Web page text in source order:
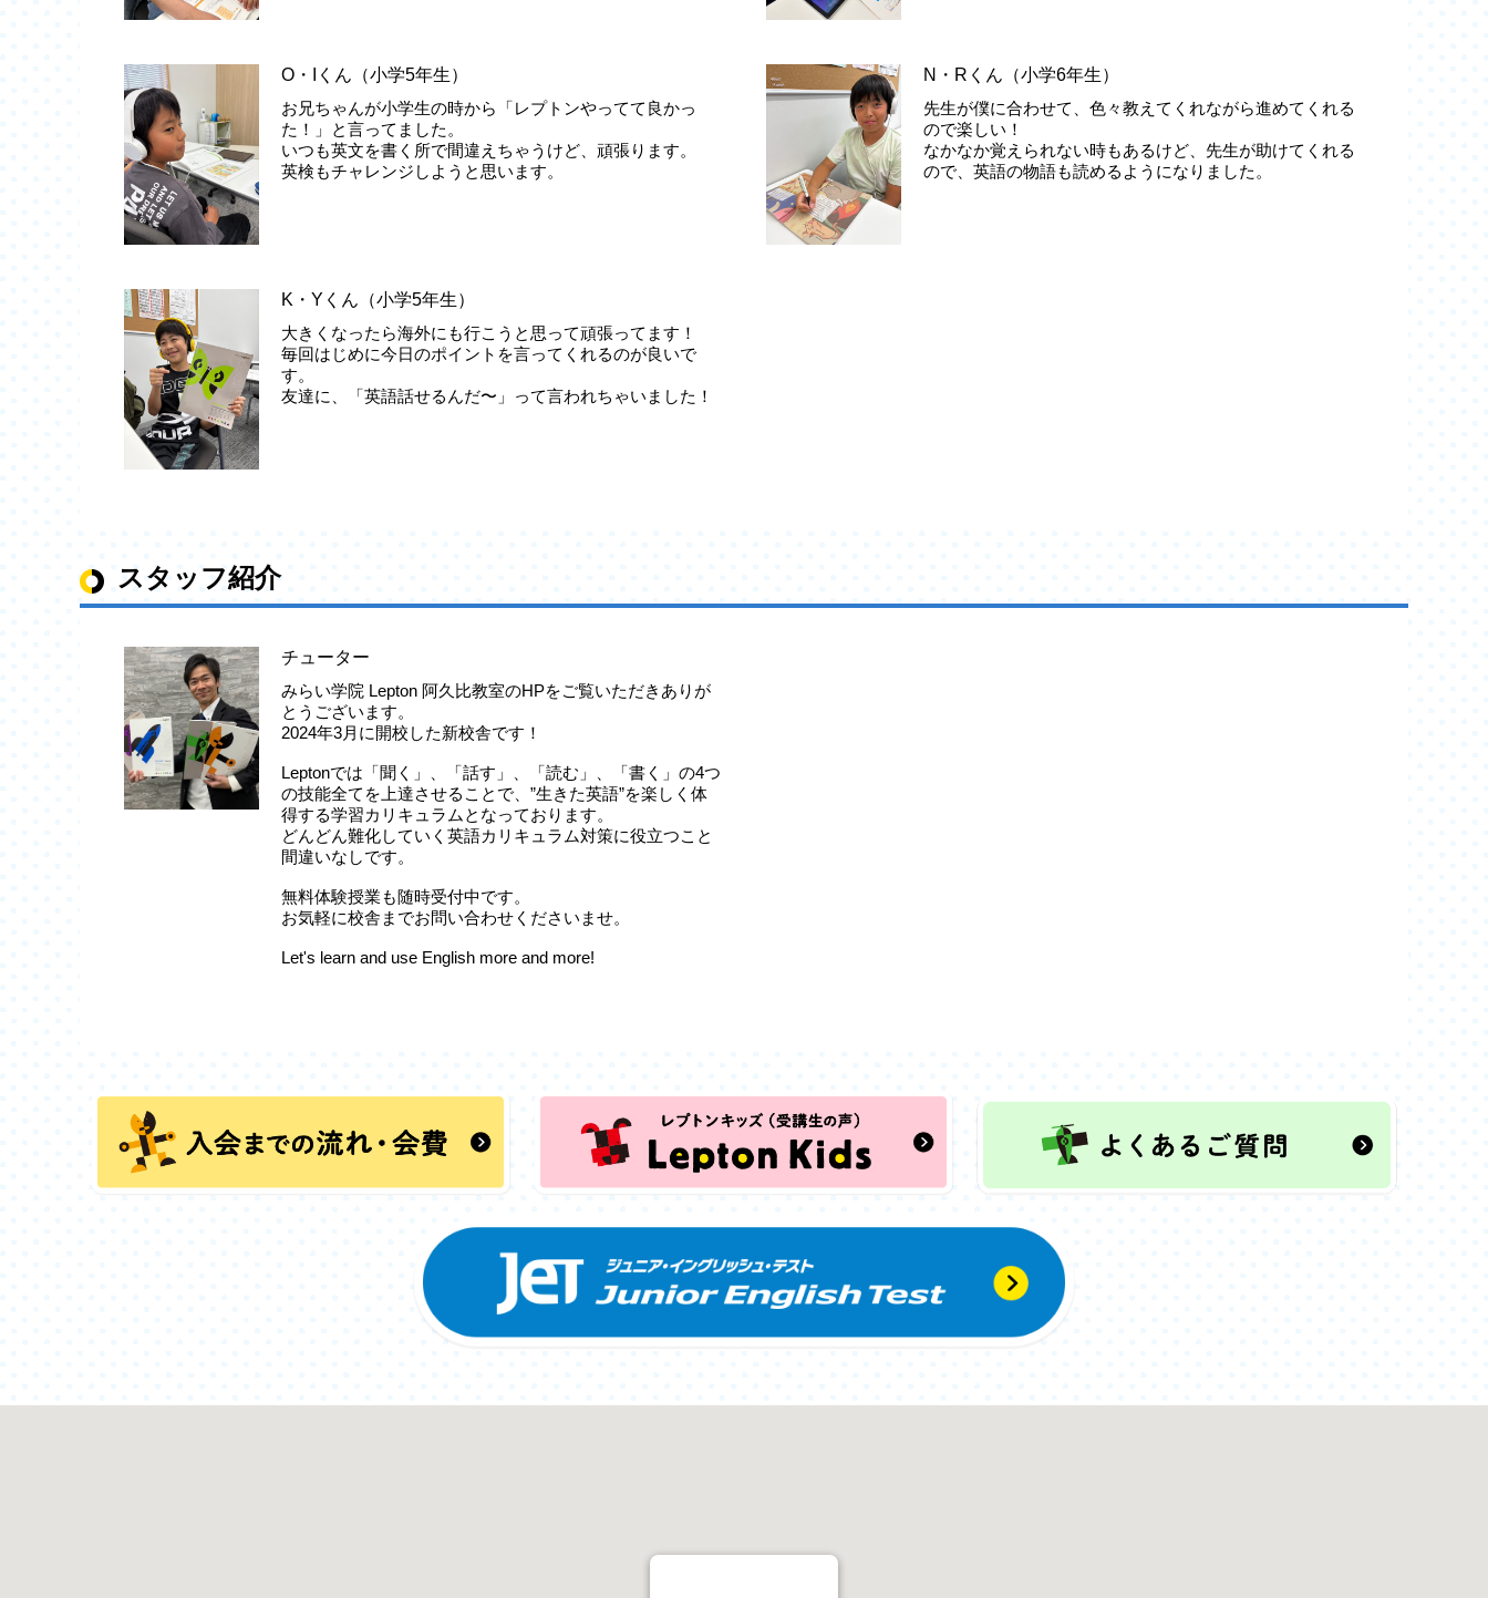
O・Iくん（小学5年生）
お兄ちゃんが小学生の時から「レプトンやってて良かっ
た！」と言ってました。
いつも英文を書く所で間違えちゃうけど、頑張ります。
英検もチャレンジしようと思います。
N・Rくん（小学6年生）
先生が僕に合わせて、色々教えてくれながら進めてくれる
ので楽しい！
なかなか覚えられない時もあるけど、先生が助けてくれる
ので、英語の物語も読めるようになりました。
K・Yくん（小学5年生）
大きくなったら海外にも行こうと思って頑張ってます！
毎回はじめに今日のポイントを言ってくれるのが良いで
す。
友達に、「英語話せるんだ〜」って言われちゃいました！
スタッフ紹介
チューター
みらい学院 Lepton 阿久比教室のHPをご覧いただきありが
とうございます。
2024年3月に開校した新校舎です！
Leptonでは「聞く」、「話す」、「読む」、「書く」の4つ
の技能全てを上達させることで、”生きた英語”を楽しく体
得する学習カリキュラムとなっております。
どんどん難化していく英語カリキュラム対策に役立つこと
間違いなしです。
無料体験授業も随時受付中です。
お気軽に校舎までお問い合わせくださいませ。
Let's learn and use English more and more!